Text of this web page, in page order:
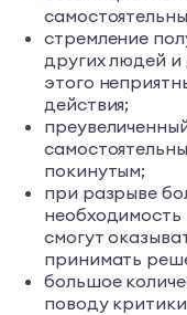
стремление
других людей и
этого
действия;
покинутым;
при разрыве
необходимость
смогут
принимать
большое
поводу